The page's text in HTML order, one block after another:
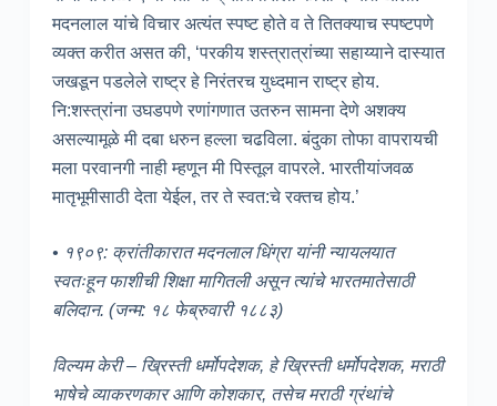
मदनलाल यांचे विचार अत्यंत स्पष्ट होते व ते तितक्याच स्पष्टपणे
व्यक्त करीत असत की, ‘परकीय शस्त्रात्रांच्या सहाय्याने दास्यात
जखडून पडलेले राष्ट्र हे निरंतरच युध्दमान राष्ट्र होय.
नि:शस्त्रांना उघडपणे रणांगणात उतरुन सामना देणे अशक्य
असल्यामूळे मी दबा धरुन हल्ला चढविला. बंदुका तोफा वापरायची
मला परवानगी नाही म्हणून मी पिस्तूल वापरले. भारतीयांजवळ
मातृभूमीसाठी देता येईल, तर ते स्वत:चे रक्तच होय.’
• १९०९: क्रांतीकारात मदनलाल धिंग्रा यांनी न्यायलयात
स्वतःहून फाशीची शिक्षा मागितली असून त्यांचे भारतमातेसाठी
बलिदान. (जन्म: १८ फेब्रुवारी १८८३)
विल्यम केरी – ख्रिस्ती धर्मोपदेशक, हे ख्रिस्ती धर्मोपदेशक, मराठी
भाषेचे व्याकरणकार आणि कोशकार, तसेच मराठी ग्रंथांचे